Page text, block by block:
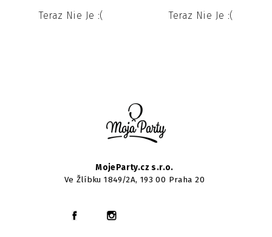
Teraz Nie Je :( Teraz Nie Je :(
MojeParty.cz s.r.o.
Ve Žlíbku 1849/2A, 193 00 Praha 20